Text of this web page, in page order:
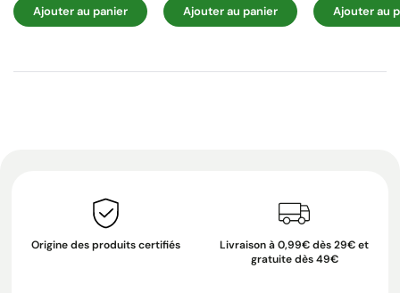
Ajouter au panier Ajouter au panier Ajouter au
Origine des produits certifiés
Livraison à 0,99€ dès 29€ et
gratuite dès 49€